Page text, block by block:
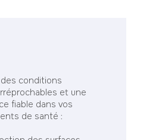
conditions
et une
fiable dans vos
de santé :